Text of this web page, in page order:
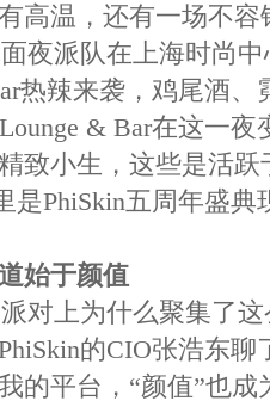
温，还有一场不容
面夜派队在上海时尚
热辣来袭，鸡尾酒
& Bar在这一
致小生，这些是活
是PhiSkin五周年盛典
始于颜值
上为什么聚集了这
的CIO张浩东聊
的平台，“颜值”也成